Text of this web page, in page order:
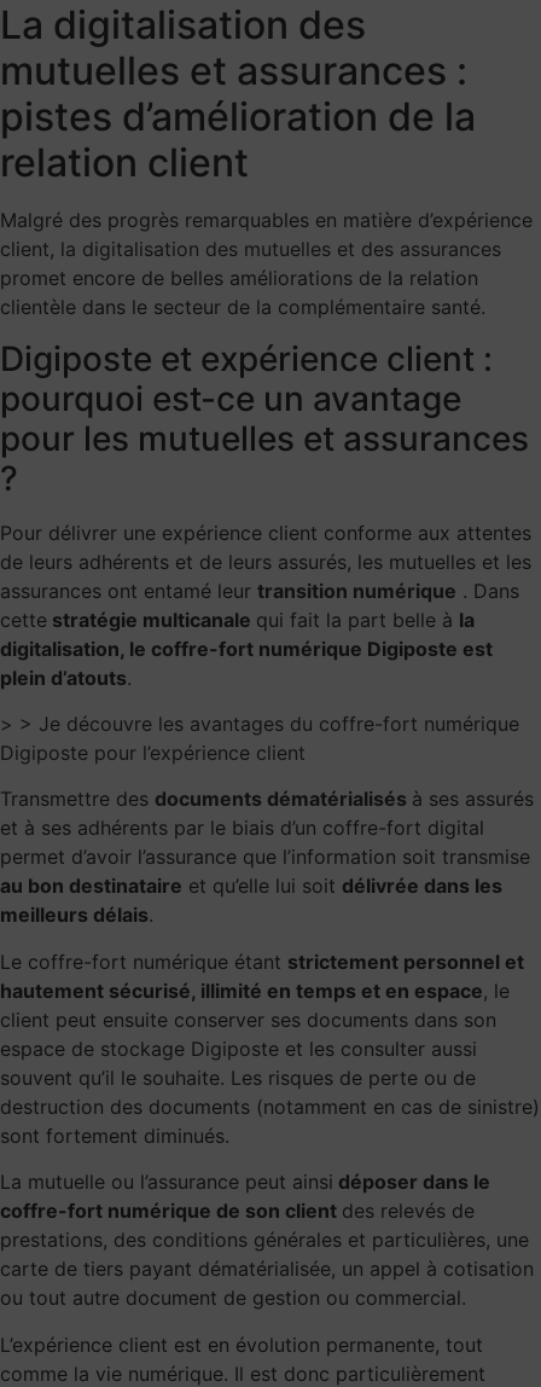
La digitalisation des
mutuelles et assurances :
pistes d’amélioration de la
relation client
Malgré des progrès remarquables en matière d’expérience
client, la digitalisation des mutuelles et des assurances
promet encore de belles améliorations de la relation
clientèle dans le secteur de la complémentaire santé.
Digiposte et expérience client :
pourquoi est-ce un avantage
pour les mutuelles et assurances
?
Pour délivrer une expérience client conforme aux attentes
de leurs adhérents et de leurs assurés, les mutuelles et les
assurances ont entamé leur transition numérique . Dans
cette stratégie multicanale qui fait la part belle à la
digitalisation, le coffre-fort numérique Digiposte est
plein d’atouts.
> > Je découvre les avantages du coffre-fort numérique
Digiposte pour l’expérience client
Transmettre des documents dématérialisés à ses assurés
et à ses adhérents par le biais d’un coffre-fort digital
permet d’avoir l’assurance que l’information soit transmise
au bon destinataire et qu’elle lui soit délivrée dans les
meilleurs délais.
Le coffre-fort numérique étant strictement personnel et
hautement sécurisé, illimité en temps et en espace, le
client peut ensuite conserver ses documents dans son
espace de stockage Digiposte et les consulter aussi
souvent qu’il le souhaite. Les risques de perte ou de
destruction des documents (notamment en cas de sinistre)
sont fortement diminués.
La mutuelle ou l’assurance peut ainsi déposer dans le
coffre-fort numérique de son client des relevés de
prestations, des conditions générales et particulières, une
carte de tiers payant dématérialisée, un appel à cotisation
ou tout autre document de gestion ou commercial.
L’expérience client est en évolution permanente, tout
comme la vie numérique. Il est donc particulièrement